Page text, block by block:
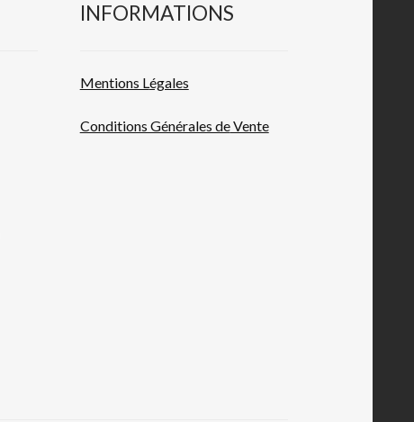
INFORMATIONS
Mentions Légales
Conditions Générales deVente